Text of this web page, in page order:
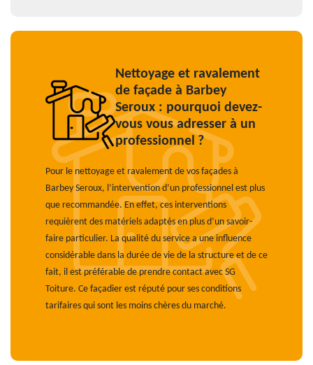
Nettoyage et ravalement
de façade à Barbey
Seroux : pourquoi devez-
vous vous adresser à un
professionnel ?
Pour le nettoyage et ravalement de vos façades à
Barbey Seroux, l’intervention d’un professionnel est plus
que recommandée. En effet, ces interventions
requièrent des matériels adaptés en plus d’un savoir-
faire particulier. La qualité du service a une influence
considérable dans la durée de vie de la structure et de ce
fait, il est préférable de prendre contact avec SG
Toiture. Ce façadier est réputé pour ses conditions
tarifaires qui sont les moins chères du marché.